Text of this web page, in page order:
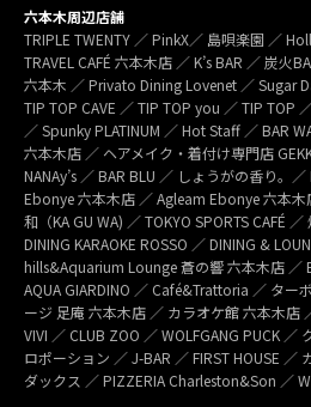
六本木周辺店舗
TRIPLE TWENTY ／ PinkX／ 島唄楽園 ／
TRAVEL CAFÉ 六本木店 ／ K’s BAR ／ 炭火
六本木 ／ Privato Dining Lovenet ／ Sugar
TIP TOP CAVE ／ TIP TOP you ／ TIP TOP
／ Spunky PLATINUM ／ Hot Staff ／ BAR
六本木店 ／ ヘアメイク・着付け専門店
NANAy’s ／ BAR BLU ／ しょうがの香り。
Ebonye 六本木店 ／ Agleam Ebonye 六本木
和（KA GU WA) ／ TOKYO SPORTS CAFÉ
DINING KARAOKE ROSSO ／ DINING &
hills&Aquarium Lounge 蒼の響 六本木店
AQUA GIARDINO ／ Café&Trattoria ／ ター
ージ 足庵 六本木店 ／ カラオケ館 六本木店
VIVI ／ CLUB ZOO ／ WOLFGANG PUCK ／
ロポーション ／ J-BAR ／ FIRST HOUSE ／
ダックス ／ PIZZERIA Charleston&Son ／